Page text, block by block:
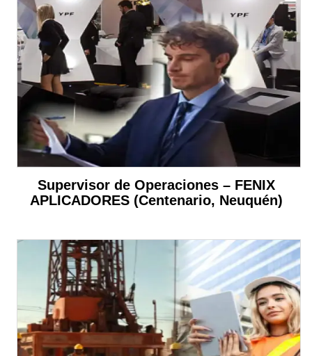
Supervisor de Operaciones – FENIX
APLICADORES (Centenario, Neuquén)